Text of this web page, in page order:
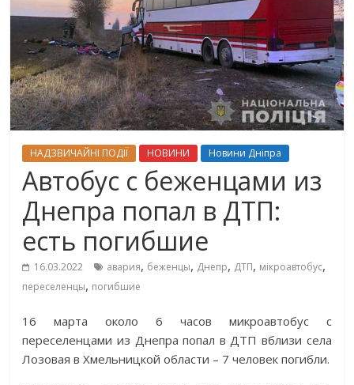
НАДЗВИЧАЙНІ ПОДІЇ НОВИНИ Новини Дніпра
Автобус с беженцами из
Днепра попал в ДТП:
есть погибшие
16.03.2022 авария, беженцы, Днепр, ДТП, мікроавтобус,
переселенцы, погибшие
16 марта около 6 часов микроавтобус с
переселенцами из Днепра попал в ДТП вблизи села
Лозовая в Хмельницкой области – 7 человек погибли.